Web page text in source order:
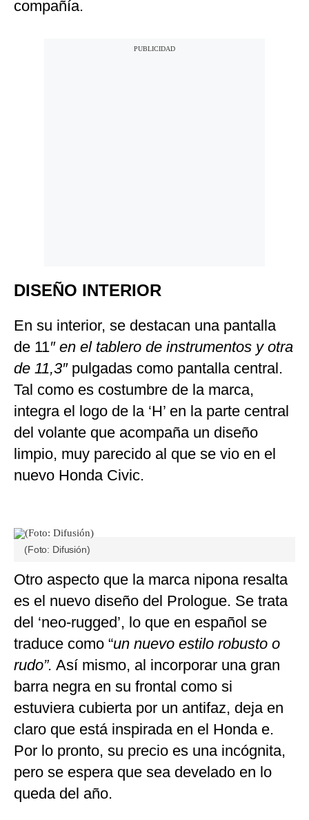
compañía.
DISEÑO INTERIOR
En su interior, se destacan una pantalla
de 11″ en el tablero de instrumentos y otra
de 11,3″pulgadas como pantalla central.
Tal como es costumbre de la marca,
integra el logo de la ‘H’ en la parte central
del volante que acompaña un diseño
limpio, muy parecido al que se vio en el
nuevo Honda Civic.
(Foto: Difusión)
Otro aspecto que la marca nipona resalta
es el nuevo diseño del Prologue. Se trata
del ‘neo-rugged’, lo que en español se
traduce como “un nuevo estilo robusto o
rudo”. Así mismo, al incorporar una gran
barra negra en su frontal como si
estuviera cubierta por un antifaz, deja en
claro que está inspirada en el Honda e.
Por lo pronto, su precio es una incógnita,
pero se espera que sea develado en lo
queda del año.